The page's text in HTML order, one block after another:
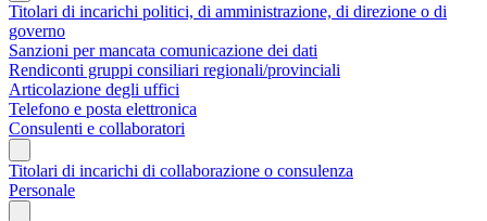
Titolari di incarichi politici, di amministrazione, di direzione o di
governo
Sanzioni per mancata comunicazione dei dati
Rendiconti gruppi consiliari regionali/provinciali
Articolazione degli uffici
Telefono e posta elettronica
Consulenti e collaboratori
Titolari di incarichi di collaborazione o consulenza
Personale